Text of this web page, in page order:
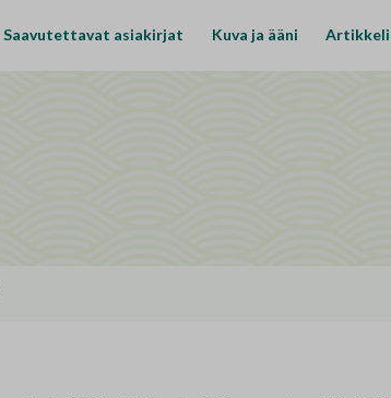
Saavutettavat asiakirjat Kuva ja ääni